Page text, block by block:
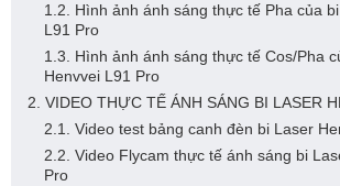
1.2. Hình ảnh ánh sáng thực tế Pha của
L91 Pro
1.3. Hình ảnh ánh sáng thực tế Cos/Pha
Henvvei L91 Pro
2. VIDEO THỰC TẾ ÁNH SÁNG BI LASER
2.1. Video test bảng canh đèn bi Laser
2.2. Video Flycam thực tế ánh sáng bi
Pro